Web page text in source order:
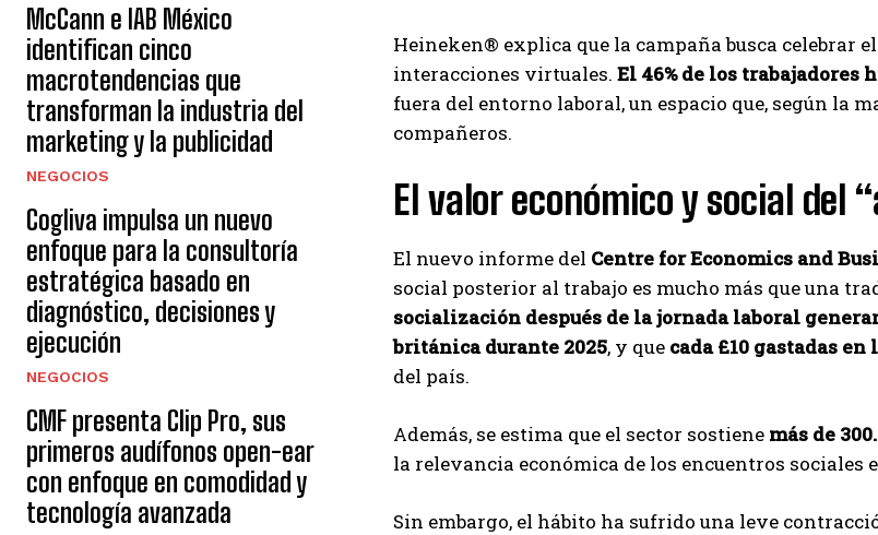
aumentar su visibilidad y fortalecer
en el mercado. Su trabajo aporta conocimientos
comunidades empresariales como la de Vaughan,
Nueva Prensa.
McCann e IAB México
identifican cinco
macrotendencias que
transforman la industria del
marketing y la publicidad
NEGOCIOS
Cogliva impulsa un nuevo
enfoque para la consultoría
estratégica basado en
diagnóstico, decisiones y
ejecución
NEGOCIOS
CMF presenta Clip Pro, sus
primeros audífonos open-ear
con enfoque en comodidad y
tecnología avanzada
Heineken® explica que la campaña busca celebrar
interacciones virtuales. El 46% de los trabajadores
fuera del entorno laboral, un espacio que, según la
compañeros.
El valor económico y social del
El nuevo informe del Centre for Economics and
social posterior al trabajo es mucho más que una
socialización después de la jornada laboral
británica durante 2025, y que cada £10 gastadas
del país.
Además, se estima que el sector sostiene más de
la relevancia económica de los encuentros sociales
Sin embargo, el hábito ha sufrido una leve